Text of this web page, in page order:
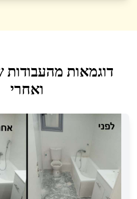
דוגמאות מהעבודות
ואחרי